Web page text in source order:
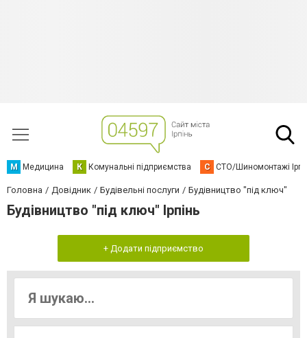
М Медицина К Комунальні підприємства С СТО/Шиномонтажі
Головна Довідник Будівельні послуги Будівництво "під ключ"
Будівництво "під ключ" Ірпінь
+ Додати підприємство